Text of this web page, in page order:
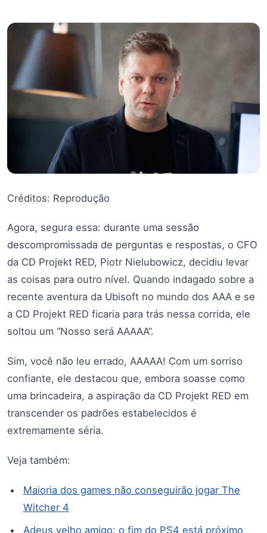
Créditos: Reprodução
Agora, segura essa: durante uma sessão
descompromissada de perguntas e respostas, o CFO
da CD Projekt RED, Piotr Nielubowicz, decidiu levar
as coisas para outro nível. Quando indagado sobre a
recente aventura da Ubisoft no mundo dos AAA e se
a CD Projekt RED ficaria para trás nessa corrida, ele
soltou um “Nosso será AAAAA”.
Sim, você não leu errado, AAAAA! Com um sorriso
confiante, ele destacou que, embora soasse como
uma brincadeira, a aspiração da CD Projekt RED em
transcender os padrões estabelecidos é
extremamente séria.
Veja também:
Maioria dos games não conseguirão jogar The
Witcher 4
Adeus velho amigo: o fim do PS4 está próximo